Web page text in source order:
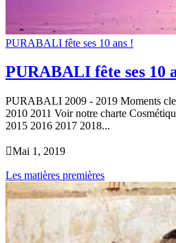
PURABALI fête ses 10 ans !
PURABALI fête ses 10
PURABALI 2009 - 2019 Moments
2010 2011 Voir notre charte
2015 2016 2017 2018...
Mai 1, 2019
Les matières premières